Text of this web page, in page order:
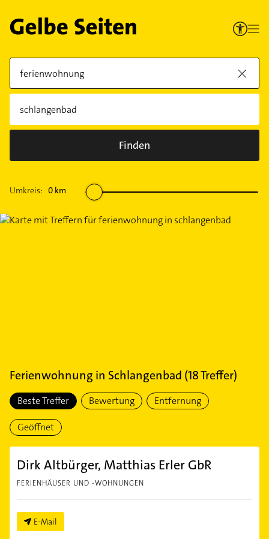
Finden
Umkreis: 0 km
Ferienwohnung in Schlangenbad (18Treffer)
Beste Treffer Bewertung Entfernung
Geöffnet
Dirk Altbürger, Matthias Erler GbR
FERIENHÄUSER UND -WOHNUNGEN
E-Mail